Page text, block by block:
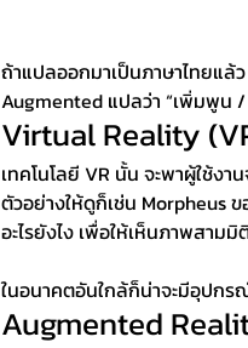
ถ้าแปลออกมาเป็นภาษาไทยแล้
Augmented แปลว่า “เพิ่มพูน
Virtual Reality
เทคโนโลยี VR นั้น จะพาผู้ใช้ง
ตัวอย่างให้ดูก็เช่น Morpheus
อะไรยังไง เพื่อให้เห็นภาพสาม
ในอนาคตอันใกล้ก็น่าจะมีอุปกร
Augmented